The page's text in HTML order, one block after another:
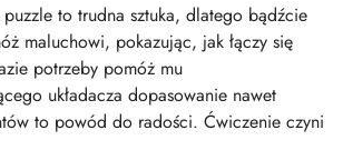
puzzle to trudna sztuka, dlatego bądźcie
maluchowi, pokazując, jak łączy się
potrzeby pomóż mu
układacza dopasowanie nawet
to powód do radości. Ćwiczenie czyni